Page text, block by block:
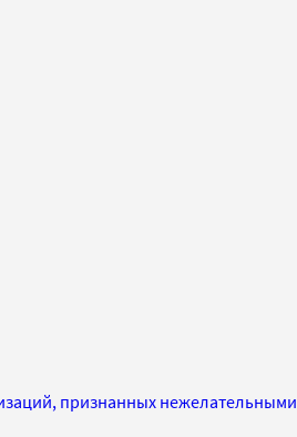
признанных нежелательными